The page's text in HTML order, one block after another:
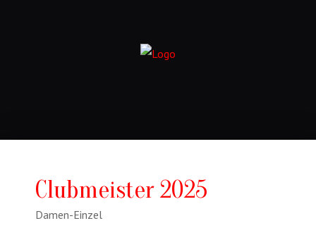
Clubmeister 2025
Damen-Einzel